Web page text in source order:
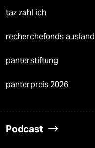
taz zahl ich
recherchefonds ausland
panterstiftung
panterpreis 2026
Podcast